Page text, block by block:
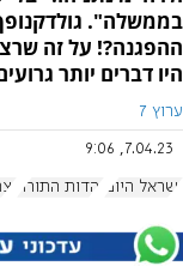
בממשלה".
ההפגנה?! על זה
היו דברים יותר
ערוץ 7
7.04.23, 9:06
ישראל היום יהדות התורה